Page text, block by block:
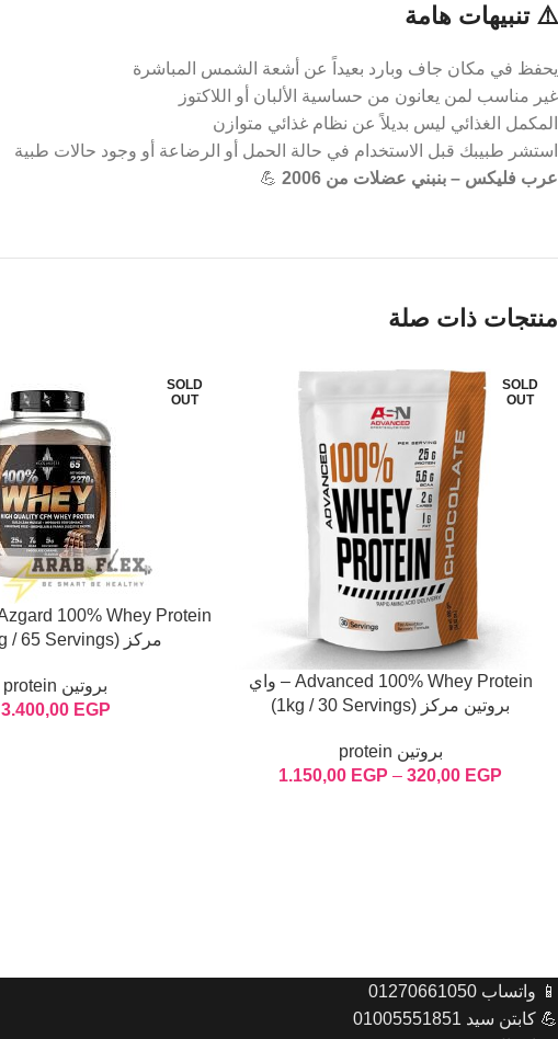
⚠️ تنبيهات هامة
يحفظ في مكان جاف وبارد بعيداً عن أشعة الشمس المباشرة
غير مناسب لمن يعانون من حساسية الألبان أو اللاكتوز
المكمل الغذائي ليس بديلاً عن نظام غذائي متوازن
استشر طبيبك قبل الاستخدام في حالة الحمل أو الرضاعة أو وجود حالات طبية
عرب فليكس – بنبني عضلات من 2006
💪
منتجات ذات صلة
SOLD
OUT
Advanced 100% Whey Protein – واي
بروتين مركز (1kg / 30 Servings)
بروتين protein
320,00 EGP
–
1.150,00 EGP
SOLD
OUT
مركز (2.27kg / 65 Servings)
بروتين protein
3.400,00 EGP
📱 واتساب 01270661050
💪 كابتن سيد 01005551851